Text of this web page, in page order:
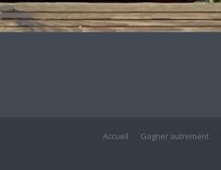
Accueil Gagner autrement